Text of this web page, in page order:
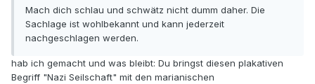
Mach dich schlau und schwätz nicht dumm daher. Die
Sachlage ist wohlbekannt und kann jederzeit
nachgeschlagen werden.
hab ich gemacht und was bleibt: Du bringst diesen plakativen
Begriff "Nazi Seilschaft" mit den marianischen